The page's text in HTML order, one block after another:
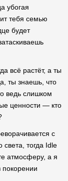
убогая
тебя семью
будет
всё растёт, а ты
ты знаешь, что
ведь слишком
ценности — кто
с
света, тогда Idle
атмосферу, а я